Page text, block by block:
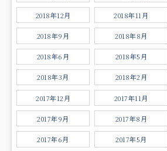
2018年12月 2018年11月
2018年9月 2018年8月
2018年6月 2018年5月
2018年3月 2018年2月
2017年12月 2017年11月
2017年9月 2017年8月
2017年6月 2017年5月